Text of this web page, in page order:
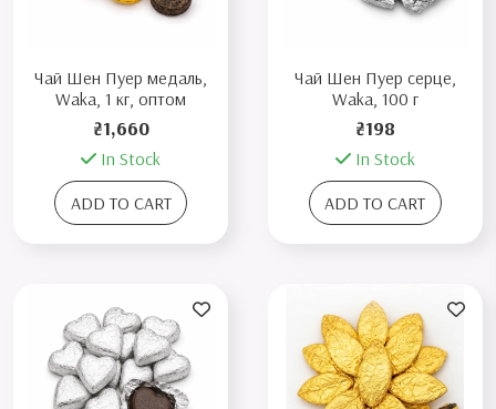
Чай Шен Пуер медаль,
Waka, 1 кг, оптом
₴1,660
In Stock
ADD TO CART
Чай Шен Пуер серце,
Waka, 100 г
₴198
In Stock
ADD TO CART